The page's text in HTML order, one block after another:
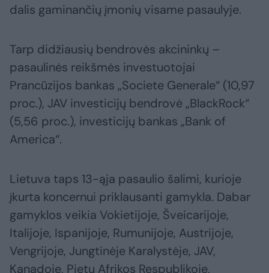
dalis gaminančių įmonių visame pasaulyje.
Tarp didžiausių bendrovės akcininkų –
pasaulinės reikšmės investuotojai
Prancūzijos bankas „Societe Generale“ (10,97
proc.), JAV investicijų bendrovė „BlackRock“
(5,56 proc.), investicijų bankas „Bank of
America“.
Lietuva taps 13-ąja pasaulio šalimi, kurioje
įkurta koncernui priklausanti gamykla. Dabar
gamyklos veikia Vokietijoje, Šveicarijoje,
Italijoje, Ispanijoje, Rumunijoje, Austrijoje,
Vengrijoje, Jungtinėje Karalystėje, JAV,
Kanadoje, Pietų Afrikos Respublikoje,